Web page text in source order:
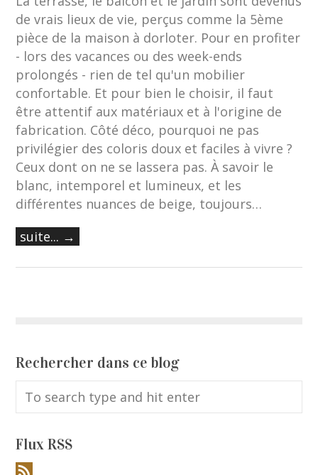
de vrais lieux de vie, perçus comme la 5ème
pièce de la maison à dorloter. Pour en profiter
- lors des vacances ou des week-ends
prolongés - rien de tel qu'un mobilier
confortable. Et pour bien le choisir, il faut
être attentif aux matériaux et à l'origine de
fabrication. Côté déco, pourquoi ne pas
privilégier des coloris doux et faciles à vivre ?
Ceux dont on ne se lassera pas. À savoir le
blanc, intemporel et lumineux, et les
différentes nuances de beige, toujours…
suite... →
Rechercher dans ce blog
Flux RSS